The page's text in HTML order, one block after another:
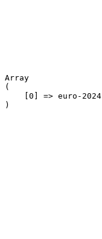
Array
(
    [0] => euro-2024